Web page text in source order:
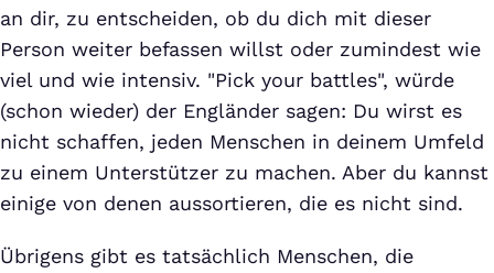
an dir, zu entscheiden, ob du dich mit dieser
Person weiter befassen willst oder zumindest wie
viel und wie intensiv. "Pick your battles", würde
(schon wieder) der Engländer sagen: Du wirst es
nicht schaffen, jeden Menschen in deinem Umfeld
zu einem Unterstützer zu machen. Aber du kannst
einige von denen aussortieren, die es nicht sind.
Übrigens gibt es tatsächlich Menschen, die